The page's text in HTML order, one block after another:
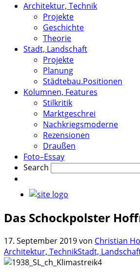
Architektur, Technik
Projekte
Geschichte
Theorie
Stadt, Landschaft
Projekte
Planung
Städtebau.Positionen
Kolumnen, Features
Stilkritik
Marktgeschrei
Nachkriegsmoderne
Rezensionen
Draußen
Foto–Essay
Search
Das Schockpolster
17. September 2019von Christian
Architektur, TechnikStadt,